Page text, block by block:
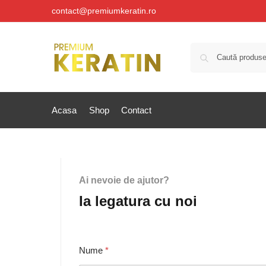
contact@premiumkeratin.ro
Acasa Shop Contact
Ai nevoie de ajutor?
Ia legatura cu noi
Nume *